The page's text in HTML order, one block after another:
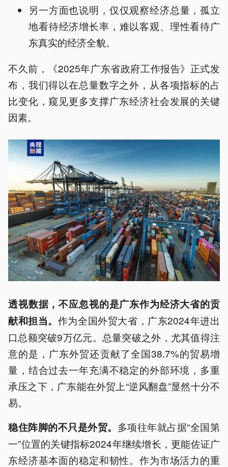
另一方面也说明，仅仅观察经济总量，孤立
地看待经济增长率，难以客观、理性看待广
东真实的经济全貌。
不久前，《2025年广东省政府工作报告》正式发
布，我们得以在总量数字之外，从各项指标的占
比变化，窥见更多支撑广东经济社会发展的关键
因素。
透视数据，不应忽视的是广东作为经济大省的贡
献和担当。 作为全国外贸大省，广东2024年进出
口总额突破9万亿元。总量突破之外，尤其值得注
意的是，广东外贸还贡献了全国38.7%的贸易增
量，结合过去一年充满不稳定的外部环境，多重
承压之下，广东能在外贸上“逆风翻盘”显然十分不
易。
稳住阵脚的不只是外贸。 多项往年就占据“全国第
一”位置的关键指标2024年继续增长，更能佐证广
东经济基本面的稳定和韧性。作为市场活力的重